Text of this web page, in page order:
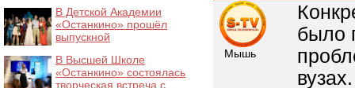
Мышь
было
В Детской Академии
«Останкино» прошёл
выпускной
В Высшей Школе
«Останкино» состоялась
творческая встреча с